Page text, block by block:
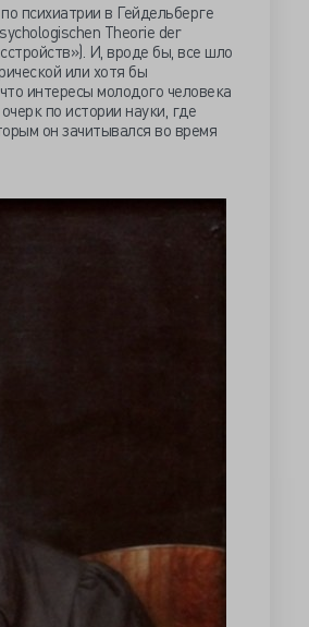
психиатрии в Гейдельберге
Theorie der
И, вроде бы, все шло
или хотя бы
интересы молодого человека
по истории науки, где
он зачитывался во время